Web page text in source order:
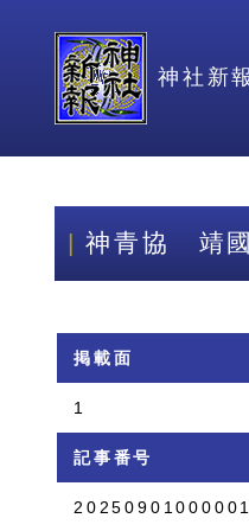
神社新報
神青協 靖
掲載面
1
記事番号